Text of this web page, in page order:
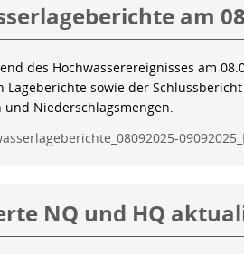
am
des Hochwasserereignisses am
Lageberichte sowie der
und Niederschlagsmengen.
NQ und HQ